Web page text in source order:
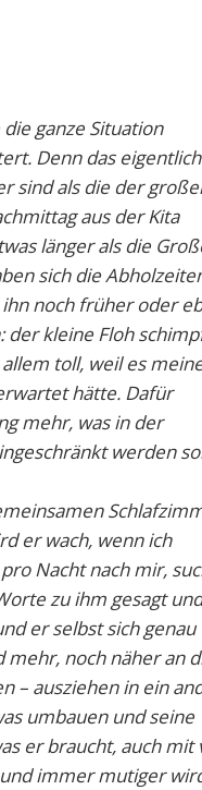
ganze Situation
Denn das
sind als die der
aus der Kita
länger als die
sich die
noch früher oder
der kleine Floh
toll, weil es
hätte. Dafür
mehr, was in der
werden
er wach, wenn ich
Nacht nach mir,
zu ihm gesagt
er selbst sich genau
noch näher an
– ausziehen in ein
umbauen und seine
er braucht, auch mit
immer mutiger